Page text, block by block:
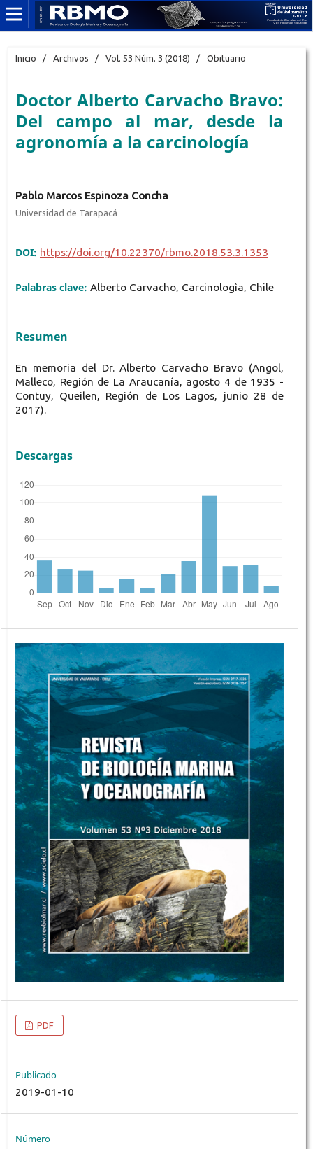
Inicio / Archivos / Vol. 53 Núm. 3 (2018) / Obituario
Doctor Alberto Carvacho Bravo:
Del campo al mar, desde la
agronomía a la carcinología
Pablo Marcos Espinoza Concha
Universidad de Tarapacá
DOI: https://doi.org/10.22370/rbmo.2018.53.3.1353
Palabras clave: Alberto Carvacho, Carcinologìa, Chile
Resumen
En memoria del Dr. Alberto Carvacho Bravo (Angol,
Malleco, Región de La Araucanía, agosto 4 de 1935 -
Contuy, Queilen, Región de Los Lagos, junio 28 de
2017).
Descargas
PDF
Publicado
2019-01-10
Número